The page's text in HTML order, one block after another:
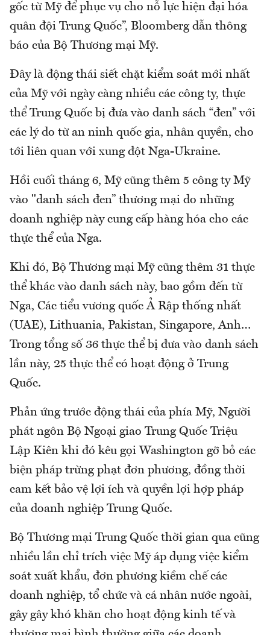
gốc từ Mỹ để phục vụ cho nỗ lực hiện đại hóa
quân đội Trung Quốc”, Bloomberg dẫn thông
báo của Bộ Thương mại Mỹ.
Đây là động thái siết chặt kiểm soát mới nhất
của Mỹ với ngày càng nhiều các công ty, thực
thể Trung Quốc bị đưa vào danh sách “đen” với
các lý do từ an ninh quốc gia, nhân quyền, cho
tới liên quan với xung đột Nga-Ukraine.
Hồi cuối tháng 6, Mỹ cũng thêm 5 công ty Mỹ
vào "danh sách đen” thương mại do những
doanh nghiệp này cung cấp hàng hóa cho các
thực thể của Nga.
Khi đó, Bộ Thương mại Mỹ cũng thêm 31 thực
thể khác vào danh sách này, bao gồm đến từ
Nga, Các tiểu vương quốc Ả Rập thống nhất
(UAE), Lithuania, Pakistan, Singapore, Anh…
Trong tổng số 36 thực thể bị đưa vào danh sách
lần này, 25 thực thể có hoạt động ở Trung
Quốc.
Phản ứng trước động thái của phía Mỹ, Người
phát ngôn Bộ Ngoại giao Trung Quốc Triệu
Lập Kiên khi đó kêu gọi Washington gỡ bỏ các
biện pháp trừng phạt đơn phương, đồng thời
cam kết bảo vệ lợi ích và quyền lợi hợp pháp
của doanh nghiệp Trung Quốc.
Bộ Thương mại Trung Quốc thời gian qua cũng
nhiều lần chỉ trích việc Mỹ áp dụng việc kiểm
soát xuất khẩu, đơn phương kiềm chế các
doanh nghiệp, tổ chức và cá nhân nước ngoài,
gây gây khó khăn cho hoạt động kinh tế và